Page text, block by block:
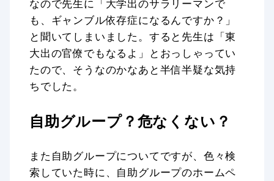
なので先生に「大学出のサラリーマンで
も、ギャンブル依存症になるんですか？」
と聞いてしまいました。すると先生は「東
大出の官僚でもなるよ」とおっしゃってい
たので、そうなのかなあと半信半疑な気持
ちでした。
自助グループ？危なくない？
また自助グループについてですが、色々検
索していた時に、自助グループのホームペ